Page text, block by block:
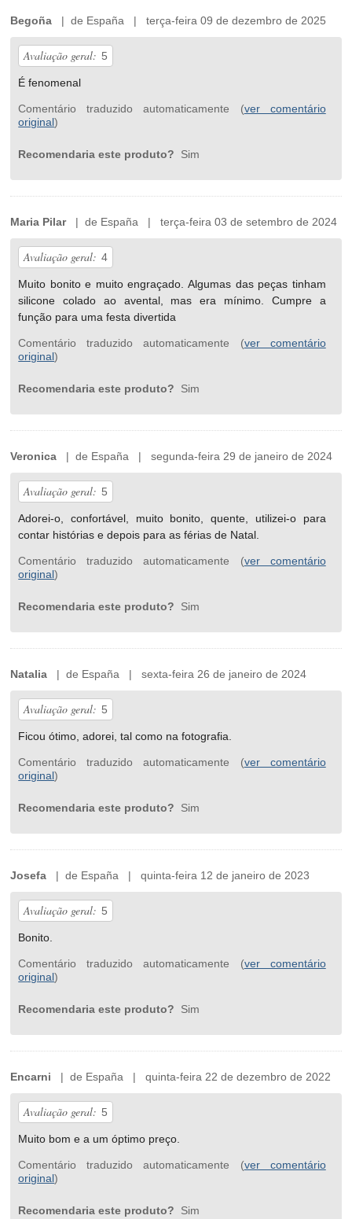
Begoña | de España | terça-feira 09 de dezembro de 2025
Avaliação geral: 5
É fenomenal
Comentário traduzido automaticamente (ver comentário
original)
Recomendaria este produto? Sim
Maria Pilar| de España | terça-feira 03 de setembro de 2024
Avaliação geral: 4
Muito bonito e muito engraçado. Algumas das peças tinham
silicone colado ao avental, mas era mínimo. Cumpre a
função para uma festa divertida
Comentário traduzido automaticamente (ver comentário
original)
Recomendaria este produto? Sim
Veronica | de España | segunda-feira 29 de janeiro de 2024
Avaliação geral: 5
Adorei-o, confortável, muito bonito, quente, utilizei-o para
contar histórias e depois para as férias de Natal.
Comentário traduzido automaticamente (ver comentário
original)
Recomendaria este produto? Sim
Natalia | de España | sexta-feira 26 de janeiro de 2024
Avaliação geral: 5
Ficou ótimo, adorei, tal como na fotografia.
Comentário traduzido automaticamente (ver comentário
original)
Recomendaria este produto? Sim
Josefa | de España | quinta-feira 12 de janeiro de 2023
Avaliação geral: 5
Bonito.
Comentário traduzido automaticamente (ver comentário
original)
Recomendaria este produto? Sim
Encarni | de España | quinta-feira 22 de dezembro de 2022
Avaliação geral: 5
Muito bom e a um óptimo preço.
Comentário traduzido automaticamente (ver comentário
original)
Recomendaria este produto? Sim